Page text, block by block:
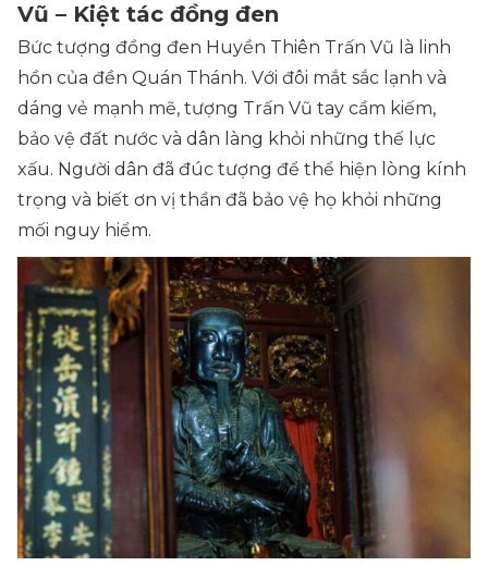
Vũ – Kiệt tác đồng đen
Bức tượng đồng đen Huyền Thiên Trấn Vũ là linh
hồn của đền Quán Thánh. Với đôi mắt sắc lạnh và
dáng vẻ mạnh mẽ, tượng Trấn Vũ tay cầm kiếm,
bảo vệ đất nước và dân làng khỏi những thế lực
xấu. Người dân đã đúc tượng để thể hiện lòng kính
trọng và biết ơn vị thần đã bảo vệ họ khỏi những
mối nguy hiểm.